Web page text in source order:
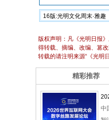
16版:光明文化周末·雅趣